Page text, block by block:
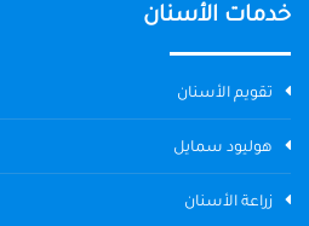
خدمات الأسنان
تقويم الأسنان
هوليود سمايل
زراعة الأسنان